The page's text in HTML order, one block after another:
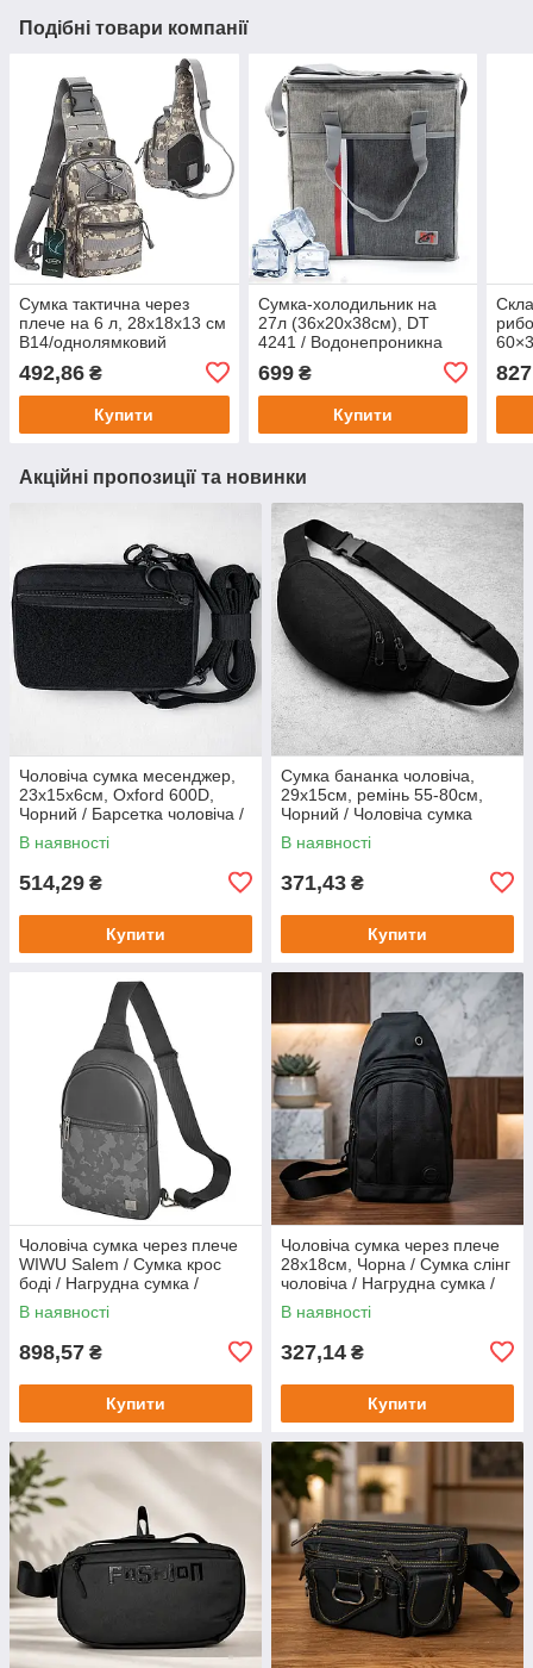
Подібні товари компанії
Сумка тактична через
плече на 6 л, 28х18х13 см
B14/однолямковий
тактичний рюкзак/Війний
рюкзак Піксель
492,86 ₴
Купити
Сумка-холодильник на
27л (36х20х38см), DT
4241 / Водонепроникна
термосумка для продуктів
699₴
Купити
Акційні пропозиції та новинки
Чоловіча сумка месенджер,
23х15х6см, Oxford 600D,
Чорний / Барсетка чоловіча /
Тактична сумка через плече
В наявності
514,29 ₴
Купити
Сумка бананка чоловіча,
29х15см, ремінь 55-80см,
Чорний / Чоловіча сумка
через плече / Універсальна
нагрудна сумка
В наявності
371,43 ₴
Купити
Чоловіча сумка через плече
WIWU Salem / Сумка крос
боді / Нагрудна сумка /
Барсетка через плече
В наявності
898,57 ₴
Купити
Чоловіча cумка через плече
28х18см, Чорна / Сумка слінг
чоловіча / Нагрудна сумка /
Сумка кросбоді
В наявності
327,14 ₴
Купити